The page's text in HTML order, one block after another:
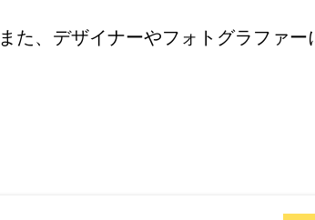
また、デザイナーやフォトグラファ